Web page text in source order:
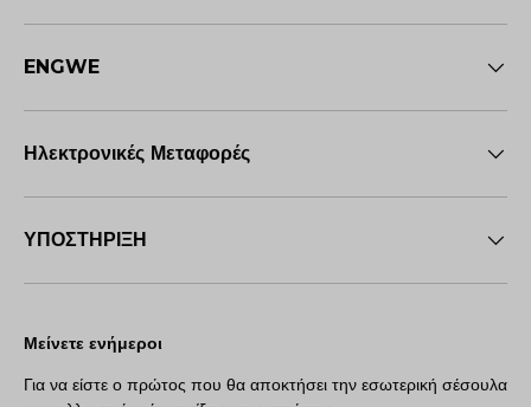
ENGWE
Ηλεκτρονικές Μεταφορές
ΥΠΟΣΤΗΡΙΞΗ
Μείνετε ενήμεροι
Για να είστε ο πρώτος που θα αποκτήσει την εσωτερική σέσουλα